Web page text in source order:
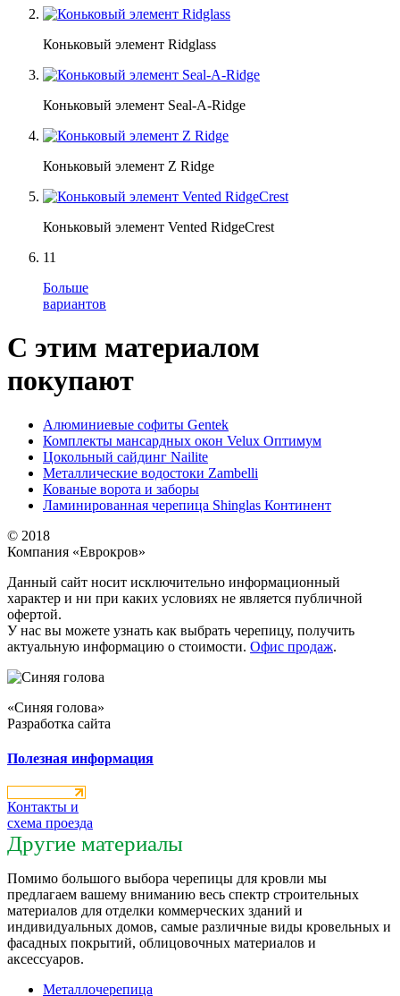
Коньковый элемент Ridglass
Коньковый элемент Seal-A-Ridge
Коньковый элемент Z Ridge
Коньковый элемент Vented RidgeCrest
11
Больше
вариантов
С этим материалом
покупают
Алюминиевые софиты Gentek
Комплекты мансардных окон Velux Оптимум
Цокольный сайдинг Nailite
Металлические водостоки Zambelli
Кованые ворота и заборы
Ламинированная черепица Shinglas Континент
© 2018
Компания «Еврокров»
Данный сайт носит исключительно информационный
характер и ни при каких условиях не является публичной
офертой.
У нас вы можете узнать как выбрать черепицу, получить
актуальную информацию о стоимости. Офис продаж.
«Синяя голова»
Разработка сайта
Полезная информация
Контакты и
схема проезда
Другие материалы
Помимо большого выбора черепицы для кровли мы
предлагаем вашему вниманию весь спектр строительных
материалов для отделки коммерческих зданий и
индивидуальных домов, самые различные виды кровельных и
фасадных покрытий, облицовочных материалов и
аксессуаров.
Металлочерепица